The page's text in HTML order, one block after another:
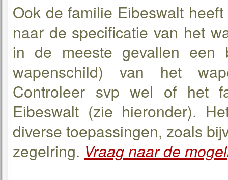
Ook de familie Eibeswalt
naar de specificatie van het
in de meeste gevallen een
wapenschild) van het
Controleer svp wel of het
Eibeswalt (zie hieronder).
diverse toepassingen, zoals
zegelring. Vraag naar de